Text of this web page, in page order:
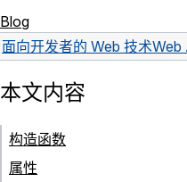
Blog
面向开发者的 Web 技术Web
本文内容
构造函数
属性